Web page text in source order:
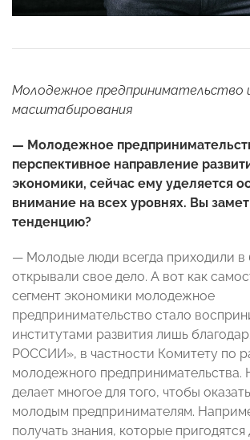
Молодежное предпринимательство
масштабирования
— Молодежное
перспективное направление
экономики, сейчас ему уделяется
внимание на всех уровнях. Вы
тенденцию?
— Молодые люди всегда приходили в
открывали свое дело. А вот как
сегмент экономики молодежное
предпринимательство стало
институтами развития лишь
РОССИИ», в частности Комитету по
молодежного
делает многое для того, чтобы
молодым предпринимателям.
получать знания, которые пригодятся